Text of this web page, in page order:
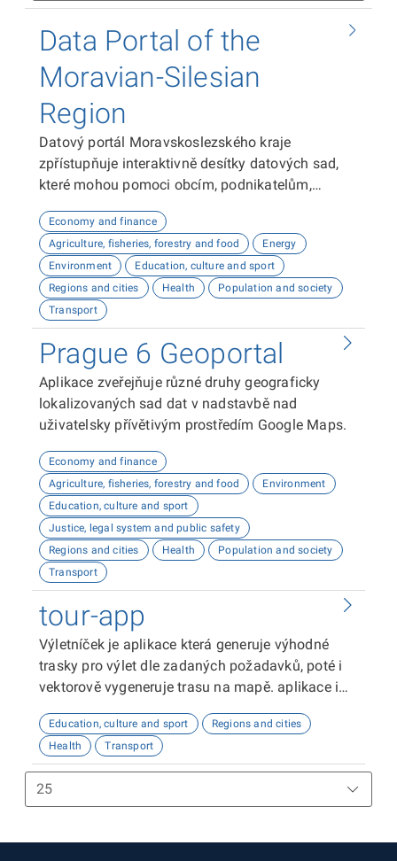
Data Portal of the
Moravian-Silesian
Region
Datový portál Moravskoslezského kraje
zpřístupňuje interaktivně desítky datových sad,
které mohou pomoci obcím, podnikatelům,
plánovat, inovovat a poznávat náš kraj. Uživatelé
zde najdou informace o demografii, dopravě,
školství, životním prostředí, kultuře nebo třeba
potenciálu pro fotovoltaiku.
Economy and finance
Agriculture, fisheries, forestry and food
Energy
Environment
Education, culture and sport
Regions and cities
Health
Population and society
Transport
Prague 6 Geoportal
Aplikace zveřejňuje různé druhy geograficky
lokalizovaných sad dat v nadstavbě nad
uživatelsky přívětivým prostředím Google Maps.
Economy and finance
Agriculture, fisheries, forestry and food
Environment
Education, culture and sport
Justice, legal system and public safety
Regions and cities
Health
Population and society
Transport
tour-app
Výletníček je aplikace která generuje výhodné
trasky pro výlet dle zadaných požadavků, poté i
vektorově vygeneruje trasu na mapě. aplikace i
ičo, bazbariérový přístup a další.
Education, culture and sport
Regions and cities
Health
Transport